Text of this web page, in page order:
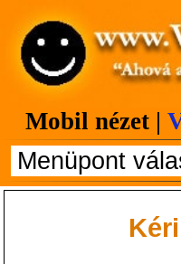
Mobil nézet |